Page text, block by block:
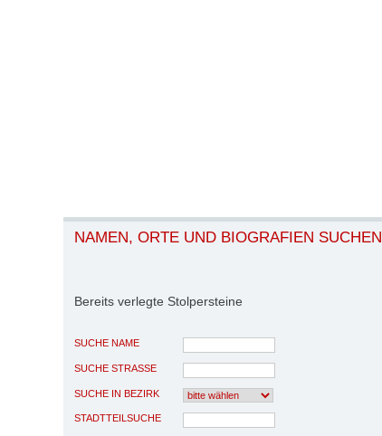
NAMEN, ORTE UND BIOGRAFIEN SUCHEN
Bereits verlegte Stolpersteine
SUCHE NAME
SUCHE STRASSE
SUCHE IN BEZIRK
STADTTEILSUCHE